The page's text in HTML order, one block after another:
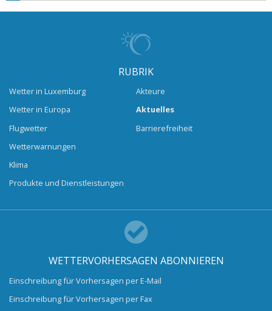
RUBRIK
Wetter in Luxemburg
Wetter in Europa
Flugwetter
Wetterwarnungen
Klima
Produkte und Dienstleistungen
Akteure
Aktuelles
Barrierefreiheit
WETTERVORHERSAGEN ABONNIEREN
Einschreibung für Vorhersagen per E-Mail
Einschreibung für Vorhersagen per Fax